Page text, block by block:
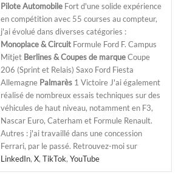
Pilote Automobile Fort d'une solide expérience
en compétition avec 55 courses au compteur,
j'ai évolué dans diverses catégories :
Monoplace & Circuit Formule Ford F. Campus
Mitjet Berlines & Coupes de marqueCoupe
206 (Sprint et Relais) Saxo Ford Fiesta
Allemagne Palmarès 1 Victoire J'ai également
réalisé de nombreux essais techniques sur des
véhicules de haut niveau, notamment en F3,
Nascar Euro, Caterham et Formule Renault.
Autres : j'ai travaillé dans une concession
Ferrari, par le passé. Retrouvez-moi sur
LinkedIn, X, TikTok, YouTube